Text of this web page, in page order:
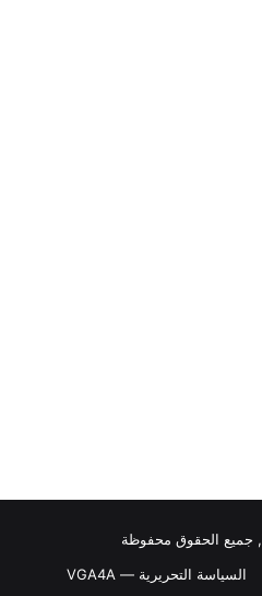
السياسة التحريرية — VGA4A